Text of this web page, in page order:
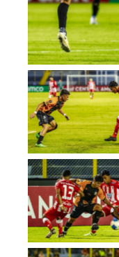
No
No